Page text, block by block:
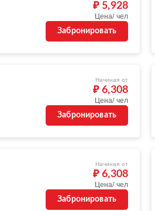
₽ 5,928
Цена/ чел
Забронировать
Начиная от
₽ 6,308
Цена/ чел
Забронировать
Начиная от
₽ 6,308
Цена/ чел
Забронировать